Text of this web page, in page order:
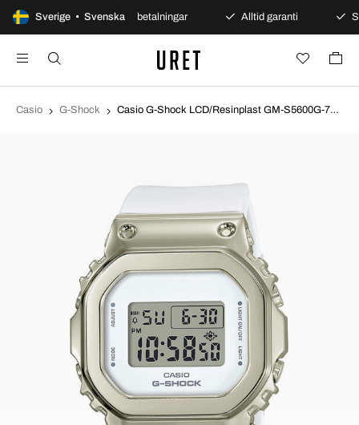
Sverige • Svenska
öppet köp Säkra betalningar Alltid garanti
Casio G-Shock Casio G-Shock LCD/Resinplast GM-S5600G-7ER